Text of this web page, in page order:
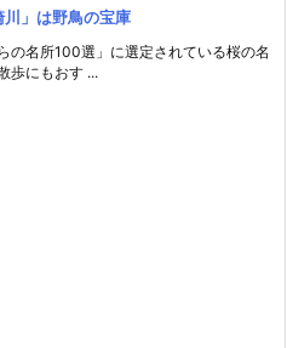
」は野鳥の宝庫
の名所100選」に選定されている桜の名
歩にもおす ...